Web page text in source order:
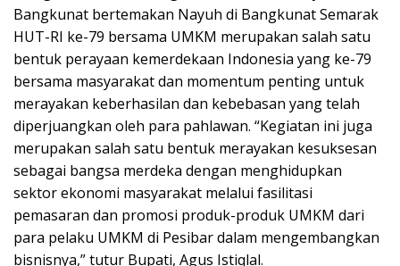
Bangkunat bertemakan Nayuh di Bangkunat Semarak
HUT-RI ke-79 bersama UMKM merupakan salah satu
bentuk perayaan kemerdekaan Indonesia yang ke-79
bersama masyarakat dan momentum penting untuk
merayakan keberhasilan dan kebebasan yang telah
diperjuangkan oleh para pahlawan. “Kegiatan ini juga
merupakan salah satu bentuk merayakan kesuksesan
sebagai bangsa merdeka dengan menghidupkan
sektor ekonomi masyarakat melalui fasilitasi
pemasaran dan promosi produk-produk UMKM dari
para pelaku UMKM di Pesibar dalam mengembangkan
bisnisnya,” tutur Bupati, Agus Istiqlal.